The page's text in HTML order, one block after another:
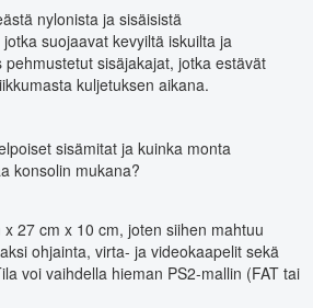
nylonista ja sisäisistä
suojaavat kevyiltä iskuilta ja
sisäjakajat, jotka estävät
kuljetuksen aikana.
sisämitat ja kuinka monta
konsolin mukana?
27 cm x 10 cm, joten siihen mahtuu
ohjainta, virta- ja videokaapelit sekä
voi vaihdella hieman PS2-mallin (FAT tai